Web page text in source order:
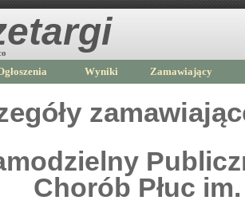
Wyniki Zamawiający
Chorób Płuc